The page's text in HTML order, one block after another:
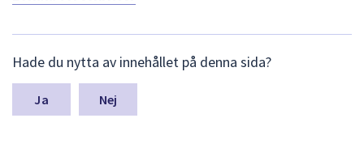
ä
m
a
Hade du nytta av innehållet på denna sida?
Nej